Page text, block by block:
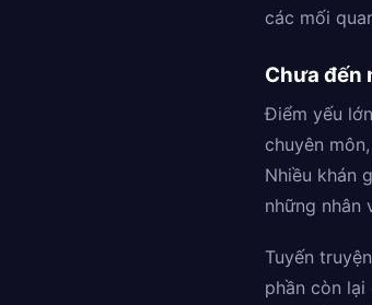
các mối
Chưa đến
Điểm yếu
chuyên
Nhiều khán
những nhân
Tuyến
phần còn